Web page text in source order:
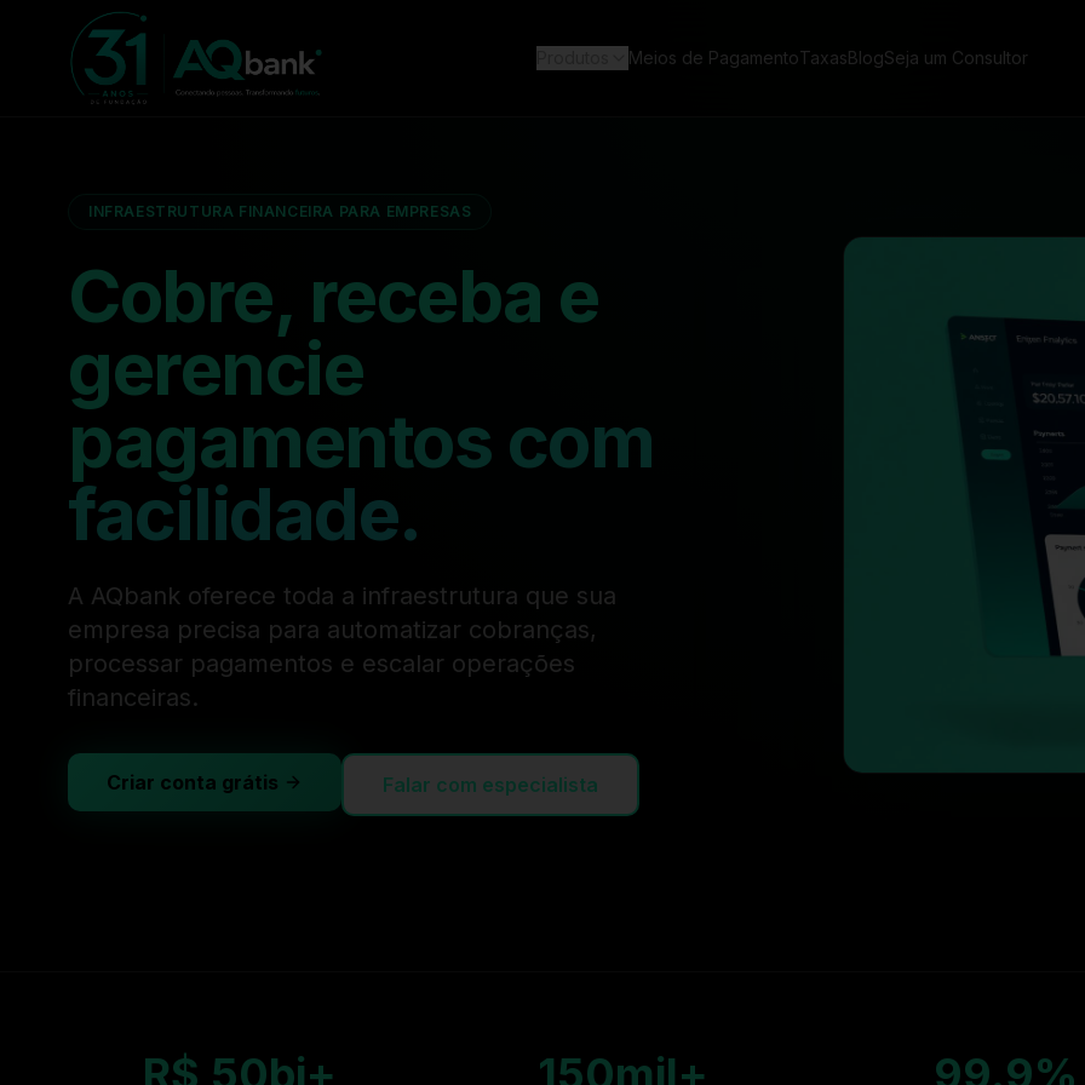
Meios de PagamentoTaxasBlogSeja um Consultor
INFRAESTRUTURA FINANCEIRA PARA EMPRESAS
Cobre, receba e
gerencie
pagamentos com
facilidade.
A AQbank oferece toda a infraestrutura que sua
empresa precisa para automatizar cobranças,
processar pagamentos e escalar operações
financeiras.
Criar conta grátis Falar com especialista
R$ 50bi+ 150mil+ 99.9%